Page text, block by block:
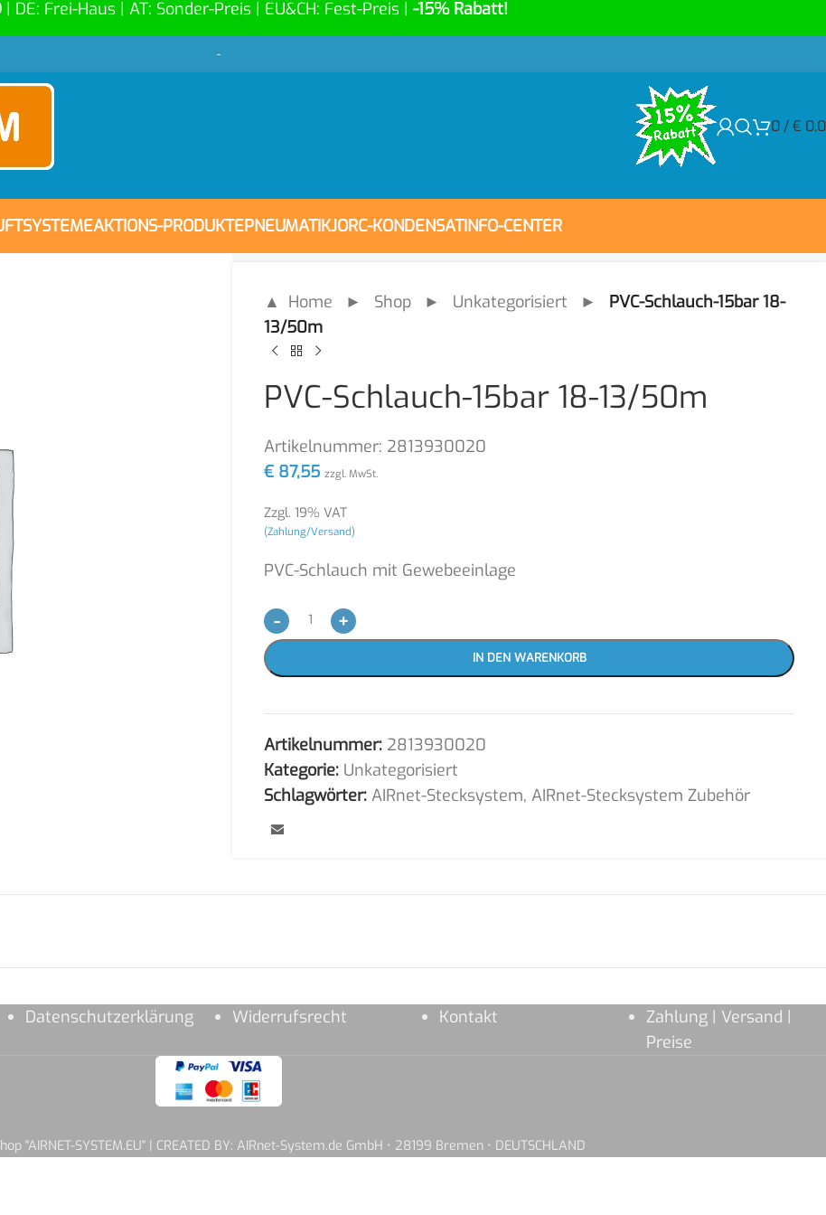
| DE: Frei-Haus | AT: Sonder-Preis | EU&CH: Fest-Preis | -15% Rabatt!
-
0 /€
AKTIONS-PRODUKTEPNEUMATIKJORC-KONDENSATINFO-CENTER
▲ Home ► Shop ► Unkategorisiert ► PVC-Schlauch-15bar 18-
13/50m
PVC-Schlauch-15bar 18-13/50m
Artikelnummer: 2813930020
€ 87,55 zzgl. MwSt.
Zzgl. 19% VAT
(Zahlung/Versand)
PVC-Schlauch mit Gewebeeinlage
- +
IN DEN WARENKORB
Artikelnummer: 2813930020
Kategorie: Unkategorisiert
Schlagwörter: AIRnet-Stecksystem, AIRnet-Stecksystem Zubehör
Datenschutzerklärung Widerrufsrecht Kontakt
Zahlung | Versand |
Preise
"AIRNET-SYSTEM.EU" | CREATED BY: AIRnet-System.de GmbH • 28199 Bremen • DEUTSCHLAND